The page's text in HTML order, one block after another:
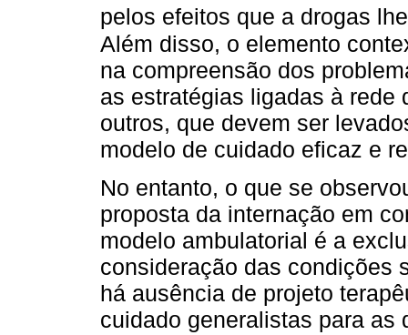
pelos efeitos que a drogas
Além disso, o elemento
na compreensão dos
as estratégias ligadas à rede
outros, que devem ser
modelo de cuidado eficaz e
No entanto, o que se
proposta da internação em
modelo ambulatorial é a
consideração das condições
há ausência de projeto
cuidado generalistas para as